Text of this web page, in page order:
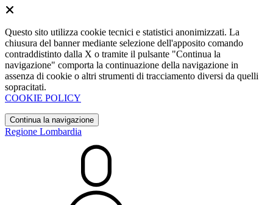
Questo sito utilizza cookie tecnici e statistici anonimizzati. La
chiusura del banner mediante selezione dell'apposito comando
contraddistinto dalla X o tramite il pulsante "Continua la
navigazione" comporta la continuazione della navigazione in
assenza di cookie o altri strumenti di tracciamento diversi da quelli
sopracitati.
COOKIE POLICY
Continua la navigazione
Regione Lombardia